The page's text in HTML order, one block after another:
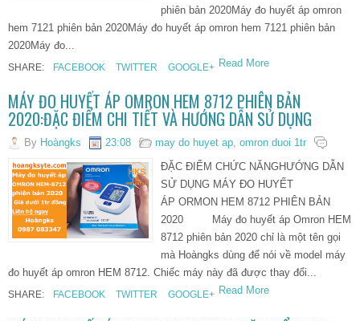
phiên bản 2020Máy đo huyết áp omron
hem 7121 phiên bản 2020Máy đo huyết áp omron hem 7121 phiên bản
2020Máy đo...
SHARE: FACEBOOK TWITTER GOOGLE+ Read More
MÁY ĐO HUYẾT ÁP OMRON HEM 8712 PHIÊN BẢN
2020:ĐẶC ĐIỂM CHI TIẾT VÀ HƯỚNG DẪN SỬ DỤNG
By Hoàngks 23:08 may do huyet ap, omron duoi 1tr
ĐẶC ĐIỂM CHỨC NĂNGHƯỚNG DẪN
SỬ DỤNG MÁY ĐO HUYẾT
ÁP ORMON HEM 8712 PHIÊN BẢN
2020 Máy đo huyết áp Omron HEM
8712 phiên bản 2020 chỉ là một tên gọi
mà Hoàngks dùng để nói về model máy
đo huyết áp omron HEM 8712. Chiếc máy này đã được thay đổi...
SHARE: FACEBOOK TWITTER GOOGLE+ Read More